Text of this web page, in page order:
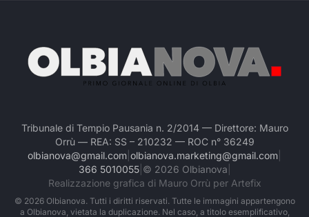
Tribunale di Tempio Pausania n. 2/2014 — Direttore: Mauro
Orrù — REA: SS – 210232 — ROC n° 36249
olbianova@gmail.com olbianova.marketing@gmail.com
366 5010055| © 2026 Olbianova
Realizzazione grafica di Mauro Orrù per Artefix
© 2026Olbianova. Tutti i diritti riservati. Tutte le immagini appartengono
a Olbianova, vietata la duplicazione. Nel caso, a titolo esemplificativo,